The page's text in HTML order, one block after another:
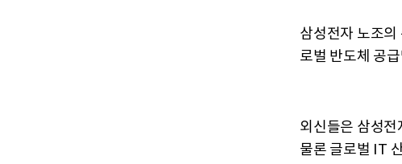
삼성전자 노조의
로벌 반도체 공
외신들은 삼성
물론 글로벌 IT